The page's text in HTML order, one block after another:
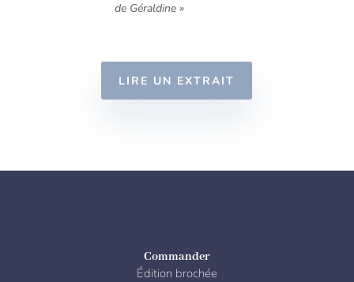
de Géraldine »
LIRE UN EXTRAIT
Commander
Édition brochée